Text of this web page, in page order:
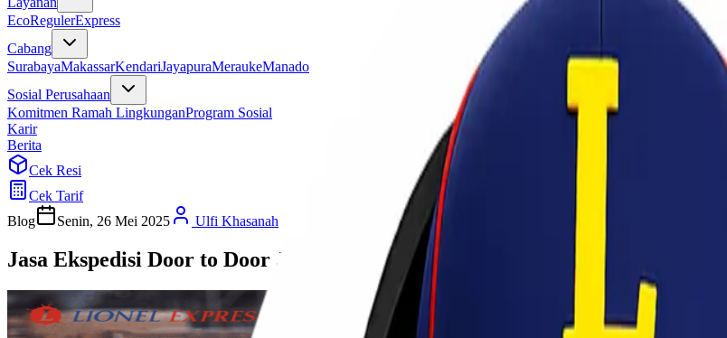
EcoRegulerExpress
Cabang
SurabayaMakassarKendariJayapuraMeraukeManado
Sosial Perusahaan
Komitmen Ramah LingkunganProgram Sosial
Karir
Berita
Cek Resi
Cek Tarif
Blog
Senin, 26 Mei 2025 Ulfi Khasanah
Jasa Ekspedisi Door to Door Jakarta Makassar Lionel Express